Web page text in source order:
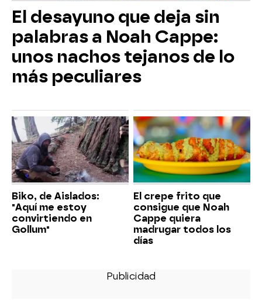
El desayuno que deja sin
palabras a Noah Cappe:
unos nachos tejanos de lo
más peculiares
Biko, de Aislados:
"Aquí me estoy
convirtiendo en
Gollum"
El crepe frito que
consigue que Noah
Cappe quiera
madrugar todos los
días